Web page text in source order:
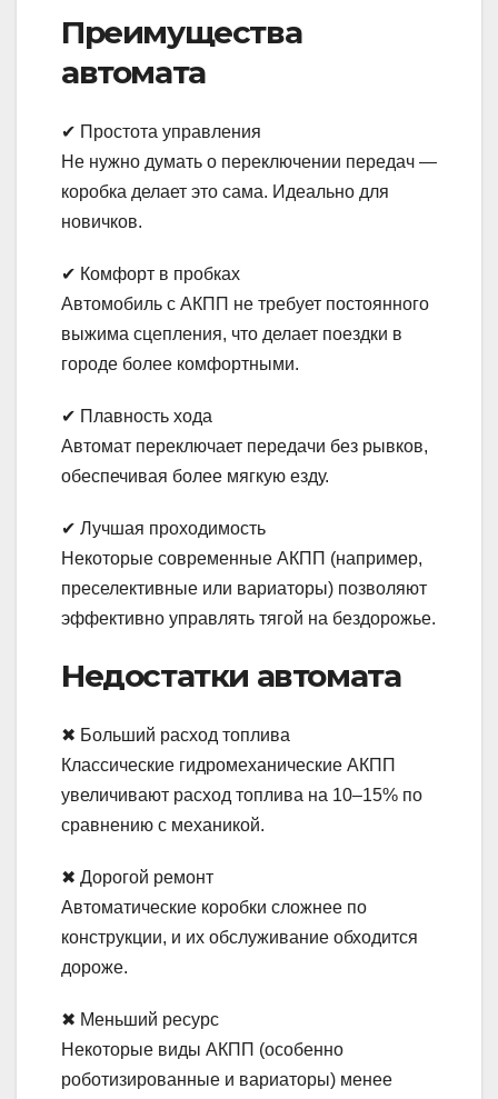
Преимущества
автомата
✔ Простота управления
Не нужно думать о переключении передач —
коробка делает это сама. Идеально для
новичков.
✔ Комфорт в пробках
Автомобиль с АКПП не требует постоянного
выжима сцепления, что делает поездки в
городе более комфортными.
✔ Плавность хода
Автомат переключает передачи без рывков,
обеспечивая более мягкую езду.
✔ Лучшая проходимость
Некоторые современные АКПП (например,
преселективные или вариаторы) позволяют
эффективно управлять тягой на бездорожье.
Недостатки автомата
✖ Больший расход топлива
Классические гидромеханические АКПП
увеличивают расход топлива на 10–15% по
сравнению с механикой.
✖ Дорогой ремонт
Автоматические коробки сложнее по
конструкции, и их обслуживание обходится
дороже.
✖ Меньший ресурс
Некоторые виды АКПП (особенно
роботизированные и вариаторы) менее